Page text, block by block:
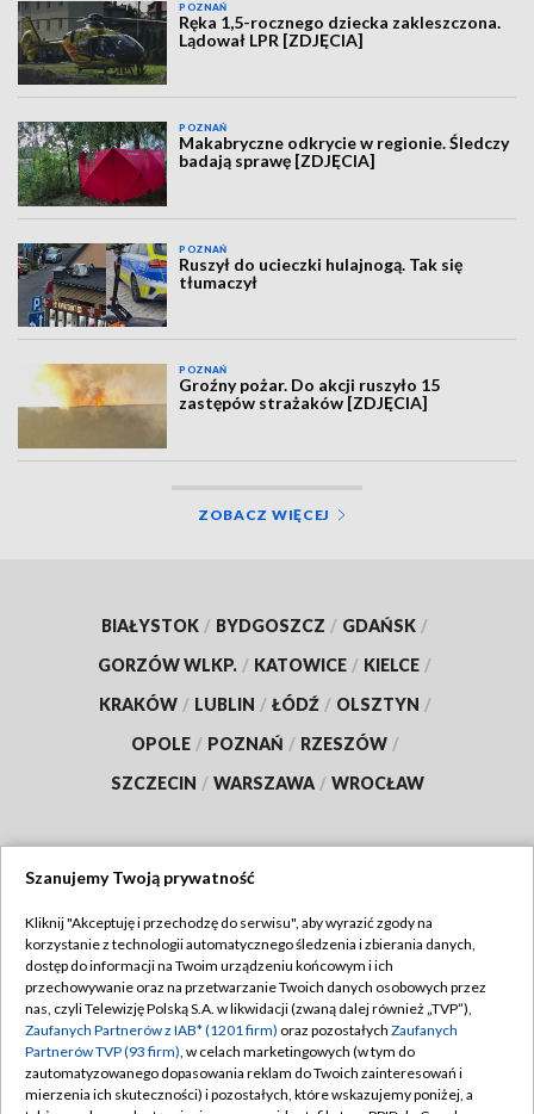
POZNAŃ
Ręka 1,5-rocznego dziecka zakleszczona.
Lądował LPR [ZDJĘCIA]
POZNAŃ
Makabryczne odkrycie w regionie. Śledczy
badają sprawę [ZDJĘCIA]
POZNAŃ
Ruszył do ucieczki hulajnogą. Tak się
tłumaczył
POZNAŃ
Groźny pożar. Do akcji ruszyło 15
zastępów strażaków [ZDJĘCIA]
ZOBACZ WIĘCEJ
BIAŁYSTOK / BYDGOSZCZ / GDAŃSK /
GORZÓW WLKP. / KATOWICE / KIELCE /
KRAKÓW / LUBLIN / ŁÓDŹ / OLSZTYN /
OPOLE / POZNAŃ / RZESZÓW /
SZCZECIN / WARSZAWA / WROCŁAW
TVP
Abonament TVP
Emisja w TVP
Centrum informacji TVP
Naziemna Telewizja Cyfrowa
Regulamin TVP
Polityka prywatności
Moje zgody
Pomoc
Szanujemy Twoją prywatność
Kliknij "Akceptuję i przechodzę do serwisu", aby wyrazić zgody na
korzystanie z technologii automatycznego śledzenia i zbierania danych,
dostęp do informacji na Twoim urządzeniu końcowym i ich
przechowywanie oraz na przetwarzanie Twoich danych osobowych przez
nas, czyli Telewizję Polską S.A. w likwidacji (zwaną dalej również „TVP”),
Zaufanych Partnerów z IAB* (1201 firm) oraz pozostałych Zaufanych
Partnerów TVP (93 firm), w celach marketingowych (w tym do
zautomatyzowanego dopasowania reklam do Twoich zainteresowań i
mierzenia ich skuteczności) i pozostałych, które wskazujemy poniżej, a